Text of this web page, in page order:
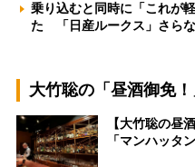
乗り込むと同時に「これが
た 「日産ルークス」さら
大竹聡の「昼酒御免！
【大竹聡の昼
「マンハッタ